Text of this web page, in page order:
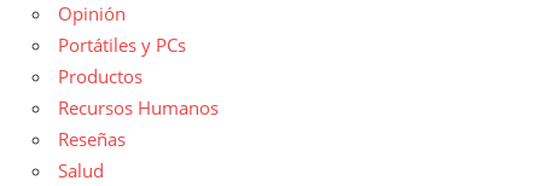
Opinión
Portátiles y PCs
Productos
Recursos Humanos
Reseñas
Salud